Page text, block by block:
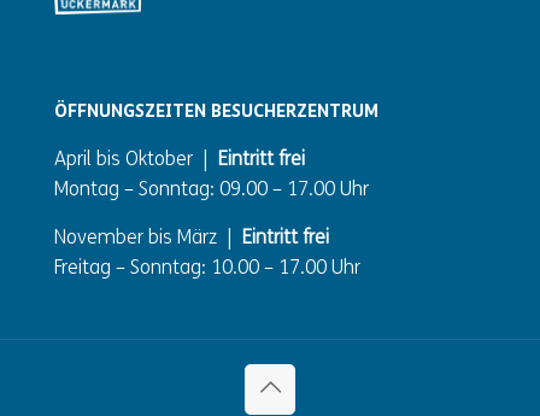
ÖFFNUNGSZEITEN BESUCHERZENTRUM
April bis Oktober |
Eintritt frei
Montag – Sonntag: 09.00 – 17.00 Uhr
November bis März |
Eintritt frei
Freitag – Sonntag: 10.00 – 17.00 Uhr